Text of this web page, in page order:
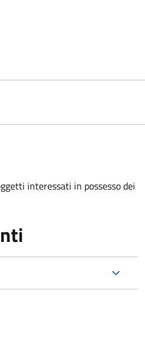
interessati in possesso dei